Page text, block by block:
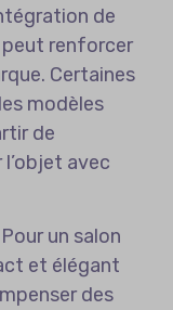
de
peut renforcer
Certaines
modèles
de
avec
un salon
et élégant
des